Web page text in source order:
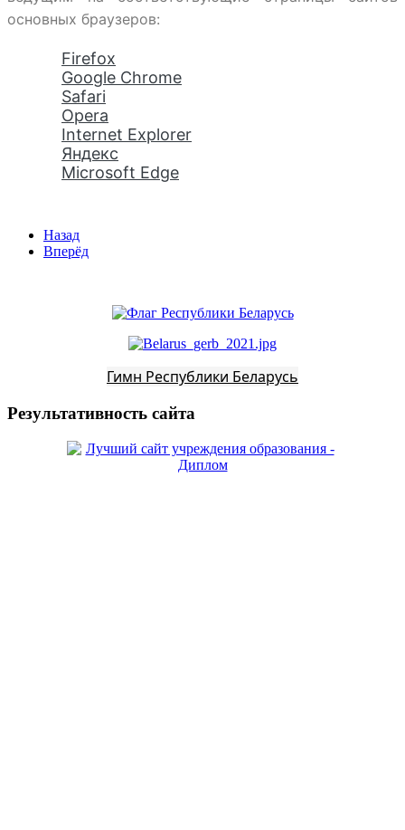
основных браузеров:
Firefox
Google Chrome
Safari
Opera
Internet Explorer
Яндекс
Microsoft Edge
Назад
Вперёд
Гимн Республики Беларусь
Результативность сайта